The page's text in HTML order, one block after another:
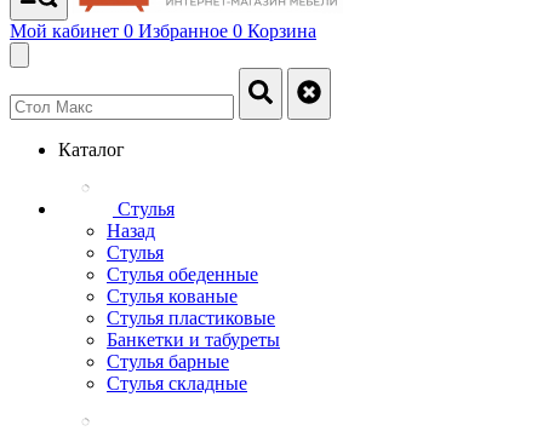
Мой кабинет 0 Избранное 0 Корзина
Каталог
Стулья
Назад
Стулья
Стулья обеденные
Стулья кованые
Стулья пластиковые
Банкетки и табуреты
Стулья барные
Стулья складные